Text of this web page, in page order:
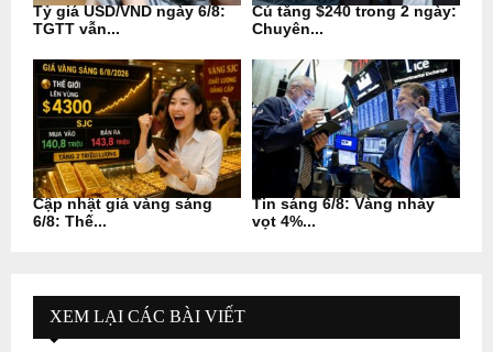
Tỷ giá USD/VND ngày 6/8:
TGTT vẫn...
Cú tăng $240 trong 2 ngày:
Chuyên...
Cập nhật giá vàng sáng
6/8: Thế...
Tin sáng 6/8: Vàng nhảy
vọt 4%...
XEM LẠI CÁC BÀI VIẾT